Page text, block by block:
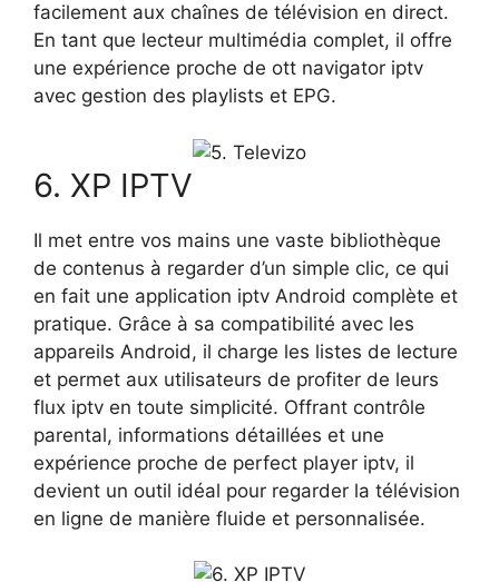
facilement aux chaînes de télévision en direct.
En tant que lecteur multimédia complet, il offre
une expérience proche de ott navigator iptv
avec gestion des playlists et EPG.
6. XP IPTV
Il met entre vos mains une vaste bibliothèque
de contenus à regarder d’un simple clic, ce qui
en fait une application iptv Android complète et
pratique. Grâce à sa compatibilité avec les
appareils Android, il charge les listes de lecture
et permet aux utilisateurs de profiter de leurs
flux iptv en toute simplicité. Offrant contrôle
parental, informations détaillées et une
expérience proche de perfect player iptv, il
devient un outil idéal pour regarder la télévision
en ligne de manière fluide et personnalisée.